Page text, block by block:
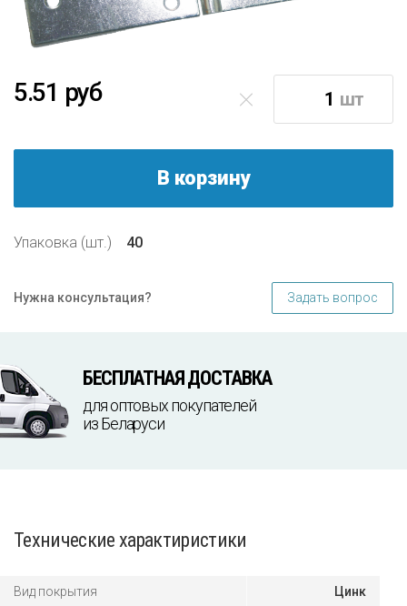
Задать вопрос
Нужна консультация?
шт
5.51 руб
В корзину
Упаковка (шт.) 40
БЕСПЛАТНАЯ ДОСТАВКА
для оптовых покупателей
из Беларуси
Технические характиристики
Вид покрытия Цинк